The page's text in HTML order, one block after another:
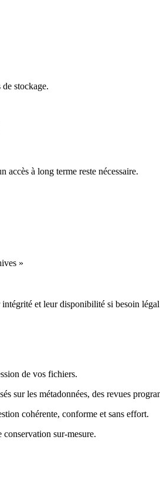
stockage.
accès à long terme reste nécessaire.
»
et leur disponibilité si besoin
de vos fichiers.
sur les métadonnées, des revues
cohérente, conforme et sans effort.
sur-mesure.